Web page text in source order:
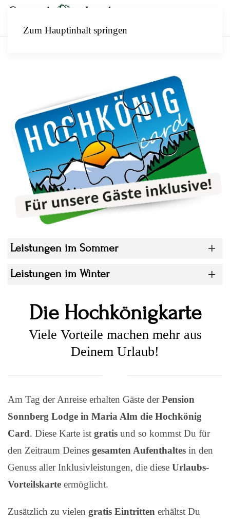
Zum Hauptinhalt springen
Leistungen im Sommer
Leistungen im Winter
Die Hochkönigkarte
Viele Vorteile machen mehr aus
Deinem Urlaub!
Am Tag der Anreise erhalten Gäste derPension
Sonnberg Lodge in Maria Alm die Hochkönig
Card. Diese Karte ist gratis und so kommst Du für
den Zeitraum Deines gesamten Aufenthaltes in den
Genuss aller Inklusivleistungen, die diese Urlaubs-
Vorteilskarte ermöglicht.
Zusätzlich zu vielen gratis Eintritten erhältst Du